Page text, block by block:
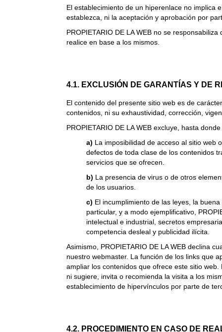
El establecimiento de un hiperenlace no implica
establezca, ni la aceptación y aprobación por
PROPIETARIO DE LA WEB no se
realice en base a los mismos.
4.1. EXCLUSIÓN DE GARANTÍAS Y DE
El contenido del presente sitio web es de
contenidos, ni su exhaustividad, corrección,
PROPIETARIO DE LA WEB excluye, hasta
a) La imposibilidad de acceso al sitio web
defectos de toda clase de los contenidos
servicios que se ofrecen.
b) La presencia de virus o de otros
de los usuarios.
c) El incumplimiento de las leyes, la
particular, y a modo ejemplificativo,
intelectual e industrial, secretos
competencia desleal y publicidad ilícita.
Asimismo, PROPIETARIO DE LA WEB declina
nuestro webmaster. La función de los links que
ampliar los contenidos que ofrece este sitio
ni sugiere, invita o recomienda la visita a los
establecimiento de hipervínculos por parte de
4.2. PROCEDIMIENTO EN CASO DE